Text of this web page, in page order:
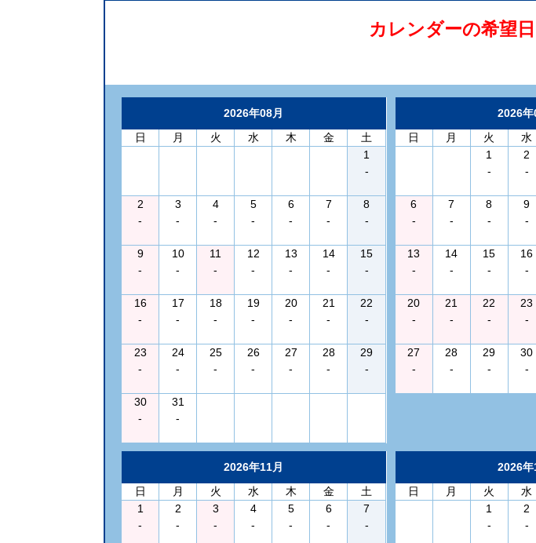
カレンダーの希望
2026年08月
日
月 火 水 木 金
土
1
-
2
-
3
-
4
-
5
-
6
-
7
-
8
-
9
-
10
-
11
-
12
-
13
-
14
-
15
-
16
-
17
-
18
-
19
-
20
-
21
-
22
-
23
-
24
-
25
-
26
-
27
-
28
-
29
-
30
-
31
-
2026年
日
月 火 水
1
-
2
-
6
-
7
-
8
-
9
-
13
-
14
-
15
-
16
-
20
-
21
-
22
-
23
-
27
-
28
-
29
-
30
-
2026年11月
日
月 火 水 木 金
土
1
-
2
-
3
-
4
-
5
-
6
-
7
-
2026年
日
月 火 水
1
-
2
-